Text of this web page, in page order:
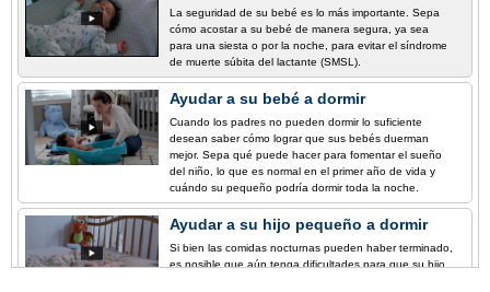
La seguridad de su bebé es lo más importante. Sepa
cómo acostar a su bebé de manera segura, ya sea
para una siesta o por la noche, para evitar el síndrome
de muerte súbita del lactante (SMSL).
Ayudar a su bebé a dormir
Cuando los padres no pueden dormir lo suficiente
desean saber cómo lograr que sus bebés duerman
mejor. Sepa qué puede hacer para fomentar el sueño
del niño, lo que es normal en el primer año de vida y
cuándo su pequeño podría dormir toda la noche.
Ayudar a su hijo pequeño a dormir
Si bien las comidas nocturnas pueden haber terminado,
es posible que aún tenga dificultades para que su hijo